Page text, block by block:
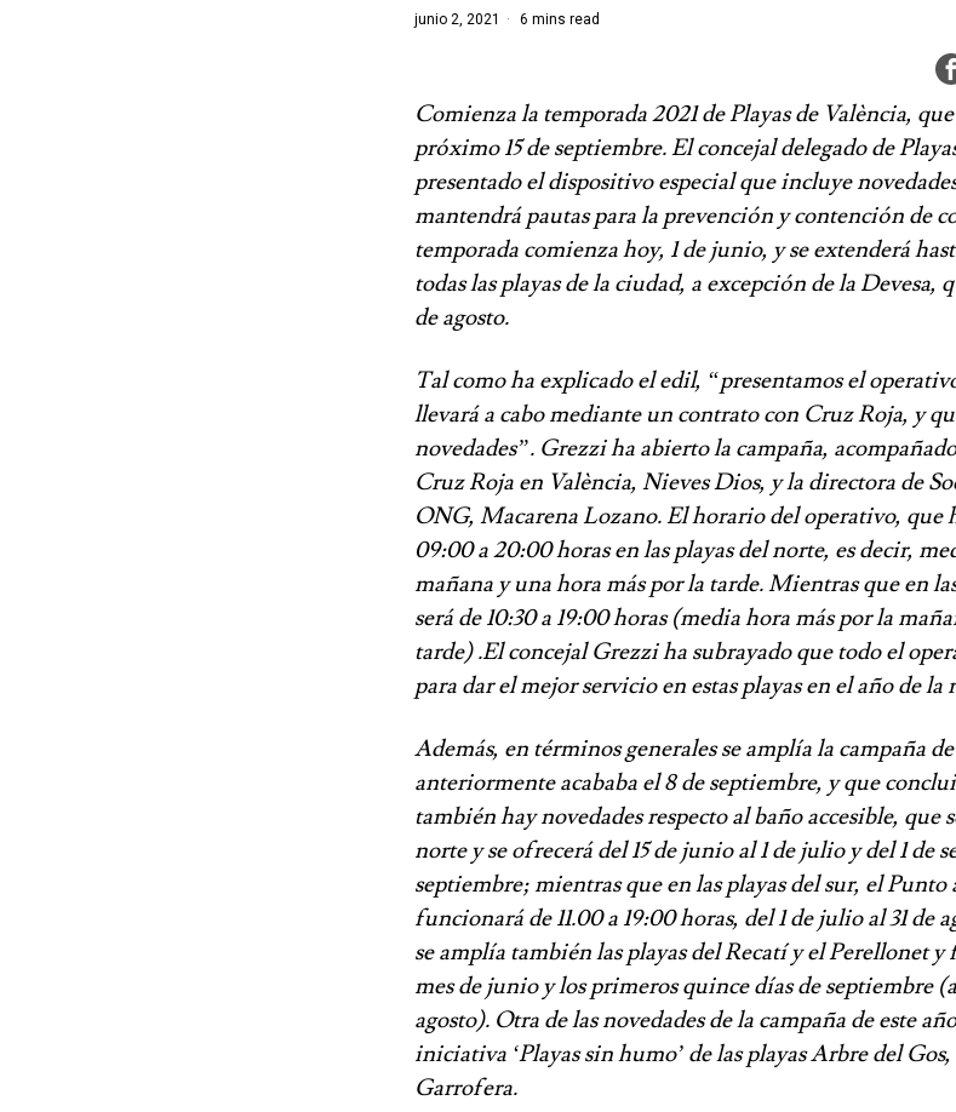
junio 2, 2021 6 mins read
Comienza la temporada 2021 de Playas de València,
próximo 15 de septiembre. El concejal delegado de
presentado el dispositivo especial que incluye
mantendrá pautas para la prevención y contención de
temporada comienza hoy, 1 de junio, y se extenderá
todas las playas de la ciudad, a excepción de la Devesa,
de agosto.
Tal como ha explicado el edil, “presentamos el
llevará a cabo mediante un contrato con Cruz Roja, y
novedades”. Grezzi ha abierto la campaña,
Cruz Roja en València, Nieves Dios, y la directora de
ONG, Macarena Lozano. El horario del operativo, que
09:00 a 20:00 horas en las playas del norte, es decir,
mañana y una hora más por la tarde. Mientras que en
será de 10:30 a 19:00 horas (media hora más por la
tarde) .El concejal Grezzi ha subrayado que todo el
para dar el mejor servicio en estas playas en el año de
Además, en términos generales se amplía la campaña
anteriormente acababa el 8 de septiembre, y que
también hay novedades respecto al baño accesible, que
norte y se ofrecerá del 15 de junio al 1 de julio y del 1 de
septiembre; mientras que en las playas del sur, el Punto
funcionará de 11.00 a 19:00 horas, del 1 de julio al 31 de
se amplía también las playas del Recatí y el Perellonet
mes de junio y los primeros quince días de septiembre
agosto). Otra de las novedades de la campaña de este
iniciativa ‘Playas sin humo’ de las playas Arbre del
Garrofera.